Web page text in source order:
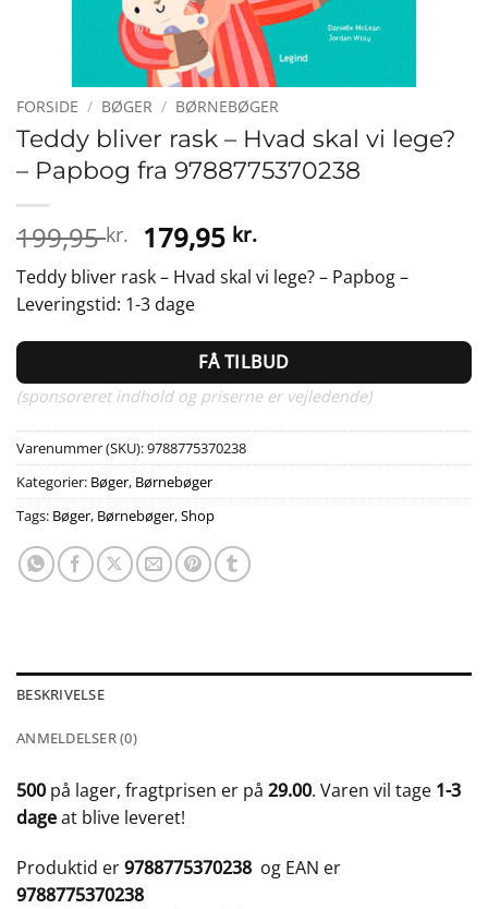
FORSIDE / BØGER / BØRNEBØGER
Teddy bliver rask – Hvad skal vi lege?
– Papbog fra 9788775370238
199,95kr. Den
oprindelige
pris
var:
199,95 kr..
179,95 kr.Den
aktuelle
pris
179,95 kr..
Teddy bliver rask – Hvad skal vi lege? – Papbog –
Leveringstid: 1-3 dage
FÅ TILBUD
(sponsoreret indhold og priserne er vejledende)
Varenummer (SKU):9788775370238
Kategorier: Bøger, Børnebøger
Tags: Bøger, Børnebøger,Shop
BESKRIVELSE
ANMELDELSER (0)
500 på lager, fragtprisen er på 29.00. Varen vil tage 1-3
dageat blive leveret!
Produktid er9788775370238 og EAN er
9788775370238